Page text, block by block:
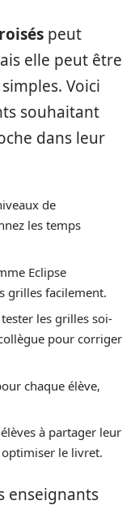
peut
elle peut être
Voici
souhaitant
dans leur
de
les temps
Eclipse
grilles facilement.
les grilles soi-
pour corriger
chaque élève,
à partager leur
le livret.
enseignants